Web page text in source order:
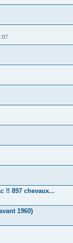
!! 897 chevaux...
1960)